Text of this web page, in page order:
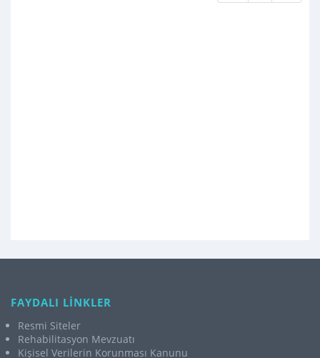
FAYDALI LİNKLER
Resmi Siteler
Rehabilitasyon Mevzuatı
Kişisel Verilerin Korunması Kanunu